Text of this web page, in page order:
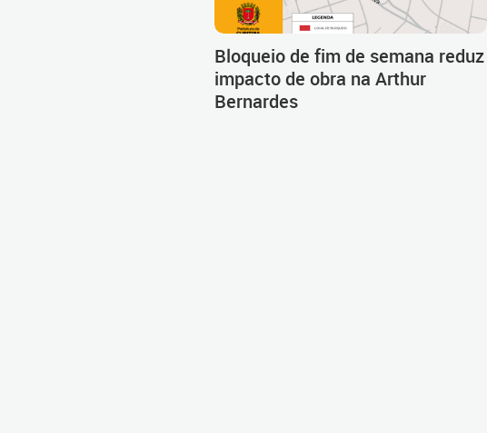
Bloqueio de fim de semana reduz
impacto de obra na Arthur
Bernardes